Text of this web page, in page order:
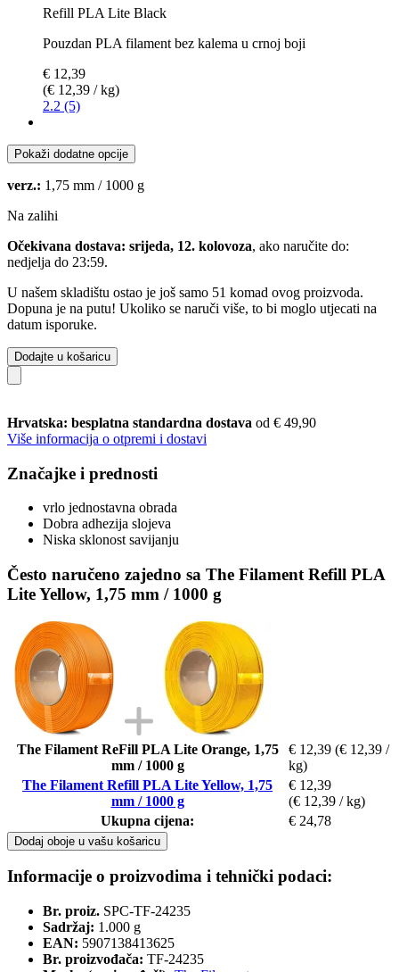
Refill PLA Lite Black
Pouzdan PLA filament bez kalema u crnoj boji
€ 12,39
(€ 12,39 / kg)
2.2 (5)
Pokaži dodatne opcije
verz.: 1,75 mm / 1000 g
Na zalihi
Očekivana dostava: srijeda, 12. kolovoza, ako naručite do:
nedjelja do 23:59.
U našem skladištu ostao je još samo 51 komad ovog proizvoda.
Dopuna je na putu! Ukoliko se naruči više, to bi moglo utjecati na
datum isporuke.
Dodajte u košaricu
Hrvatska: besplatna standardna dostava od € 49,90
Više informacija o otpremi i dostavi
Značajke i prednosti
vrlo jednostavna obrada
Dobra adhezija slojeva
Niska sklonost savijanju
Često naručeno zajedno sa The Filament Refill PLA
Lite Yellow, 1,75 mm / 1000 g
The Filament ReFill PLA Lite Orange, 1,75
mm / 1000 g
€ 12,39 (€ 12,39 /
kg)
The Filament Refill PLA Lite Yellow, 1,75
mm / 1000 g
€ 12,39
(€ 12,39 / kg)
Ukupna cijena:
€ 24,78
Dodaj oboje u vašu košaricu
Informacije o proizvodima i tehnički podaci:
Br. proiz. SPC-TF-24235
Sadržaj: 1.000 g
EAN: 5907138413625
Br. proizvođača: TF-24235